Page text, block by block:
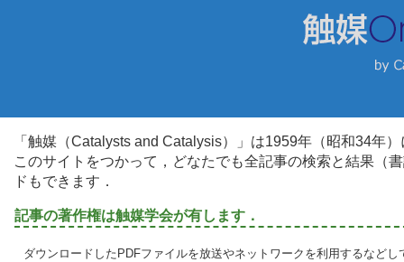
「触媒（Catalysts and Catalysis）」は1959年（昭和34年
このサイトをつかって，どなたでも全記事の検索と結果（
ドもできます．
記事の著作権は触媒学会が有します．
ダウンロードしたPDFファイルを放送やネットワークを利用するなど